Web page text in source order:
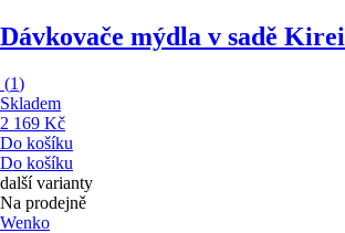
Dávkovače mýdla v sadě Kirei
(1)
Skladem
2 169 Kč
Do košíku
Do košíku
další varianty
Na prodejně
Wenko